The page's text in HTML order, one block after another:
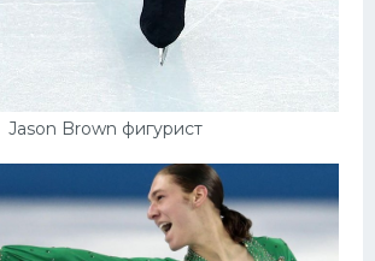
Jason Brown фигурист